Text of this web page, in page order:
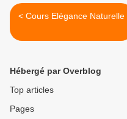
< Cours Elégance Naturelle
Hébergé par Overblog
Top articles
Pages